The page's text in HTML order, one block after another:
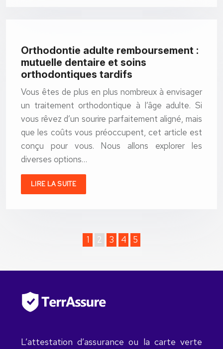
Orthodontie adulte remboursement :
mutuelle dentaire et soins
orthodontiques tardifs
Vous êtes de plus en plus nombreux à envisager
un traitement orthodontique à l’âge adulte. Si
vous rêvez d’un sourire parfaitement aligné, mais
que les coûts vous préoccupent, cet article est
conçu pour vous. Nous allons explorer les
diverses options…
LIRE LA SUITE
1 2 3 4 5
L’attestation d’assurance ou la carte verte